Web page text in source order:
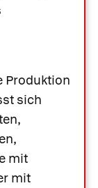
Produktion
sich
mit
mit